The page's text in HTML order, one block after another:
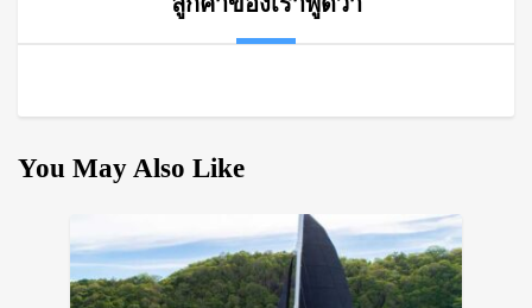
You May Also Like